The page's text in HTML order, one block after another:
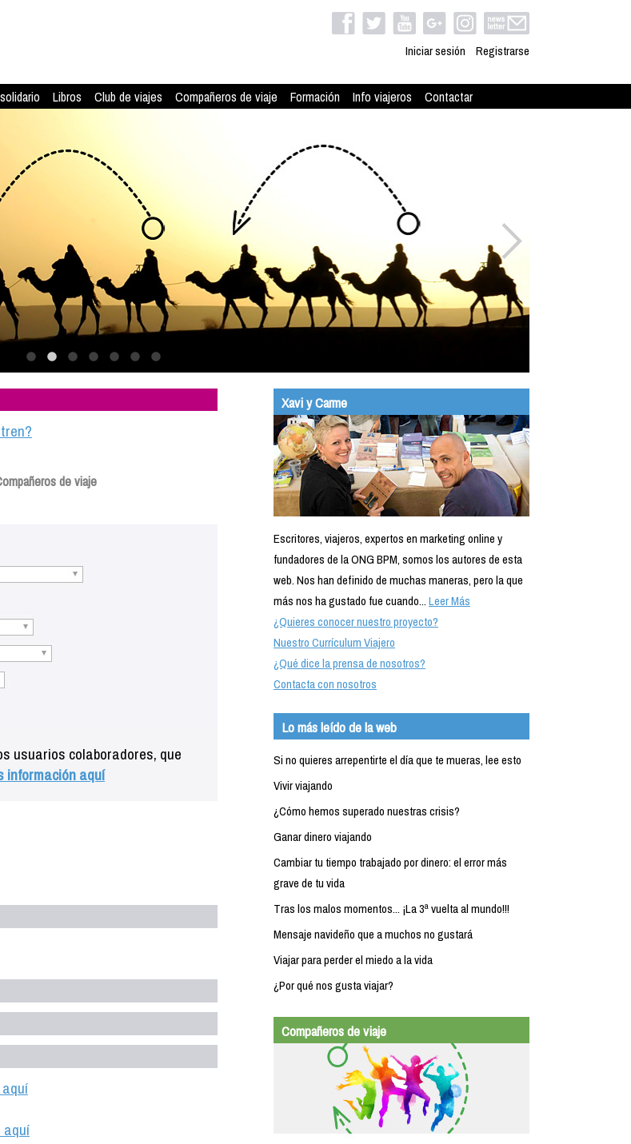
Iniciar sesión Registrarse
Libros Club de viajes Compañeros de viaje Formación Info viajeros Contactar
de viaje
usuarios colaboradores, que
información aquí
aquí
Xavi y Carme
Escritores, viajeros, expertos en marketing online y
fundadores de la ONG BPM, somos los autores de esta
web. Nos han definido de muchas maneras, pero la que
más nos ha gustado fue cuando...Leer Más
¿Quieres conocer nuestro proyecto?
Nuestro Currículum Viajero
¿Qué dice la prensa de nosotros?
Contacta con nosotros
Lo más leído de la web
Si no quieres arrepentirte el día que te mueras, lee esto
Vivir viajando
¿Cómo hemos superado nuestras crisis?
Ganar dinero viajando
Cambiar tu tiempo trabajado por dinero: el error más
grave de tu vida
Tras los malos momentos... ¡La 3ª vuelta al mundo!!!
Mensaje navideño que a muchos no gustará
Viajar para perder el miedo a la vida
¿Por qué nos gusta viajar?
Compañeros de viaje